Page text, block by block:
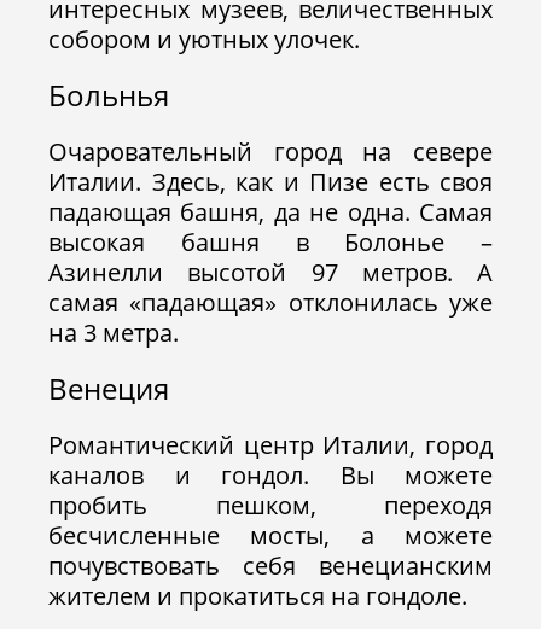
интересных музеев, величественных
собором и уютных улочек.
Больнья
Очаровательный город на севере
Италии. Здесь, как и Пизе есть своя
падающая башня, да не одна. Самая
высокая башня в Болонье –
Азинелли высотой 97 метров. А
самая «падающая» отклонилась уже
на 3 метра.
Венеция
Романтический центр Италии, город
каналов и гондол. Вы можете
пробить пешком, переходя
бесчисленные мосты, а можете
почувствовать себя венецианским
жителем и прокатиться на гондоле.